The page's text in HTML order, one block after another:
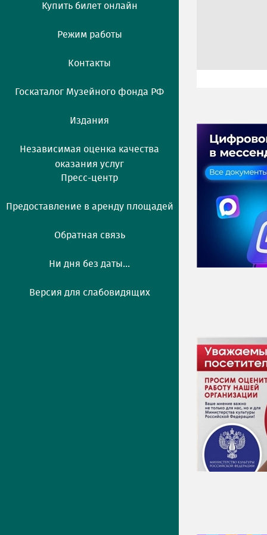
Купить билет онлайн
Режим работы
Контакты
Госкаталог Музейного фонда РФ
Издания
Независимая оценка качества
оказания услуг
Пресс-центр
Предоставление в аренду площадей
Обратная связь
Ни дня без даты...
Версия для слабовидящих